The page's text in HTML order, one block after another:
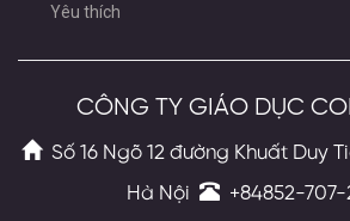
Yêu thích
CÔNG TY GIÁO DỤC
Số 16 Ngõ 12 đường Khuất Duy
Hà Nội
+84852-707-